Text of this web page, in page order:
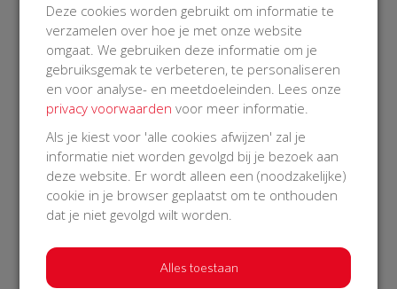
RED ZIEKENHUIS MC
ONDERTEKEN DE PETITIE
Afmelden
Deze cookies worden gebruikt om informatie te
verzamelen over hoe je met onze website
omgaat. We gebruiken deze informatie om je
gebruiksgemak te verbeteren, te personaliseren
en voor analyse- en meetdoeleinden. Lees onze
privacy voorwaarden voor meer informatie.
Als je kiest voor 'alle cookies afwijzen' zal je
informatie niet worden gevolgd bij je bezoek aan
deze website. Er wordt alleen een (noodzakelijke)
cookie in je browser geplaatst om te onthouden
dat je niet gevolgd wilt worden.
Alles toestaan